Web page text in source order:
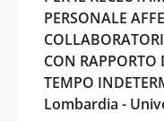
PERSONALE
CON
TEMPO
Lombardia -